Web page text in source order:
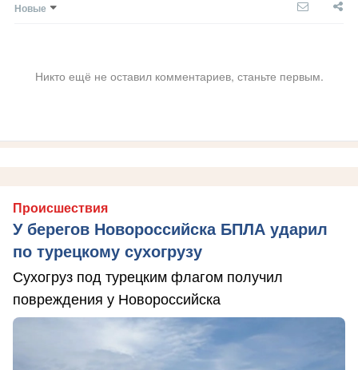
Новые
Никто ещё не оставил комментариев, станьте первым.
Происшествия
У берегов Новороссийска БПЛА ударил
по турецкому сухогрузу
Сухогруз под турецким флагом получил
повреждения у Новороссийска